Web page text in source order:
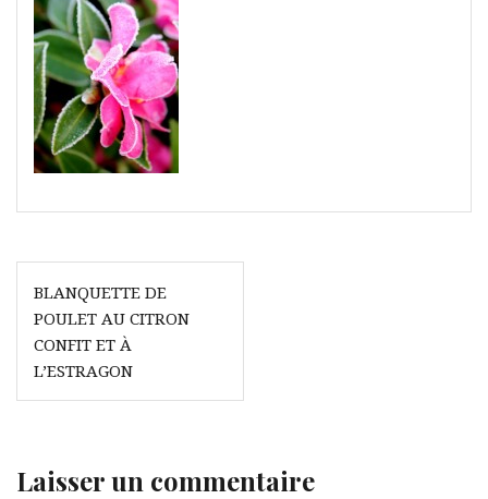
Navigation
de
l’article
BLANQUETTE DE
POULET AU CITRON
CONFIT ET À
L’ESTRAGON
Laisser un commentaire